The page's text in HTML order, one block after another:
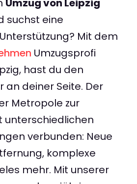
Umzug von Leipzig
suchst eine
Mit dem
Umzugsprofi
hast du den
an deiner Seite. Der
Metropole zur
unterschiedlichen
verbunden: Neue
komplexe
mehr. Mit unserer